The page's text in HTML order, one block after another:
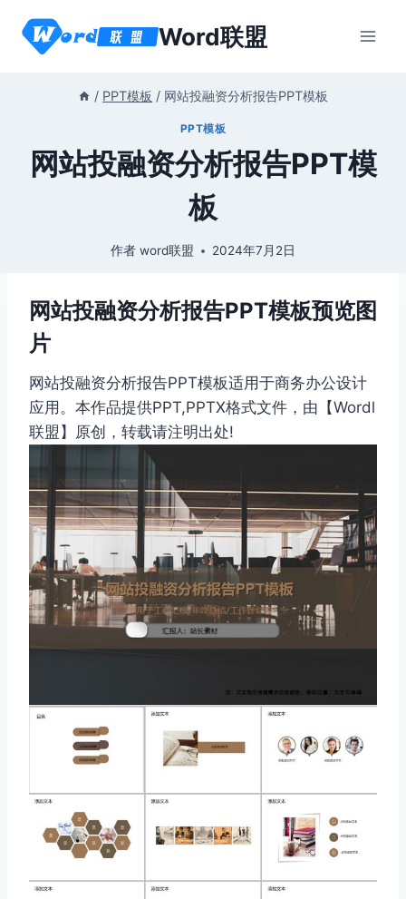
Word联盟
/ PPT模板 / 网站投融资分析报告PPT模板
PPT模板
网站投融资分析报告PPT模
板
作者 word联盟 2024年7月2日
网站投融资分析报告PPT模板预览图
片
网站投融资分析报告PPT模板适用于商务办公设计
应用。本作品提供PPT,PPTX格式文件，由【Wordl
联盟】原创，转载请注明出处!